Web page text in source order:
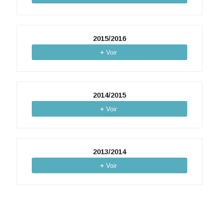
2015/2016
Voir
2014/2015
Voir
2013/2014
Voir